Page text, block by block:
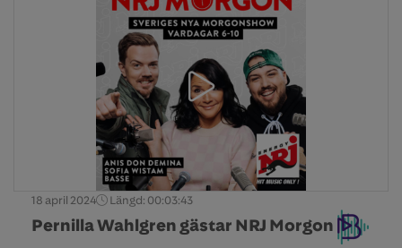
18 april 2024 Längd: 00:03:43
Pernilla Wahlgren gästar NRJ Morgon